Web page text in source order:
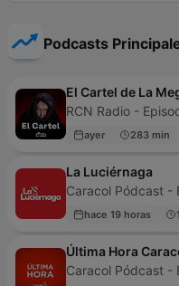
Podcasts
El Cartel de La
RCN Radio -
ayer 283 min
La Luciérnaga
Caracol Pódcast -
hace 19 horas
Última Hora
Caracol Pódcast -